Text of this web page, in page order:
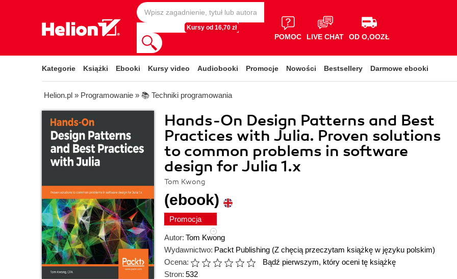
Kursy od 16,70 zł
POMOC LIVE CHAT OD O,OOZŁ
Kategorie Książki Ebooki Kursy video Audiobooki Promocje Nowości Bestsellery Darmowe ebooki
Helion.pl » Programowanie » 📚 Techniki programowania
Hands-On Design Patterns and Best
Practices with Julia. Proven solutions
to common problems in software
design for Julia 1.x
Tom Kwong
(ebook)
Promocja
Autor: Tom Kwong
Wydawnictwo: Packt Publishing (Z chęcią przeczytam książkę w języku polskim)
Ocena:
Bądź pierwszym, który oceni tę książkę
Stron: 532